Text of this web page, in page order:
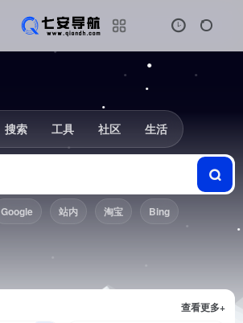
搜索 工具 社区 生活
Google 站内 淘宝 Bing
查看更多+